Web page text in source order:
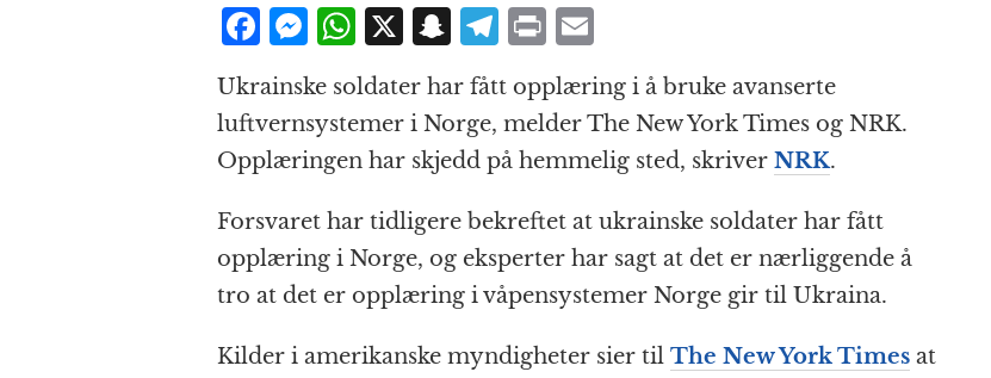
F
a
c
e
b
o
o
k
M
ss
e
n
g
e
r
W
h
at
s
A
p
p
X S
n
a
p
c
h
at
T
e
g
r
a
m
P
ri
n
t
m
ai
l
Ukrainske soldater har fått opplæring i å bruke avanserte
luftvernsystemer i Norge, melder The New York Times og NRK.
Opplæringen har skjedd på hemmelig sted, skriver NRK.
Forsvaret har tidligere bekreftet at ukrainske soldater har fått
opplæring i Norge, og eksperter har sagt at det er nærliggende å
tro at det er opplæring i våpensystemer Norge gir til Ukraina.
Kilder i amerikanske myndigheter sier til The New York Times at